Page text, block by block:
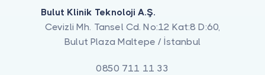
Bulut Klinik Teknoloji A.Ş.
Cevizli Mh. Tansel Cd. No:12 Kat:8 D:60,
Bulut Plaza Maltepe / İstanbul
0850 711 11 33